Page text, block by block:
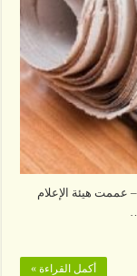
عممت هيئة الإعلام
أكمل القراءة »